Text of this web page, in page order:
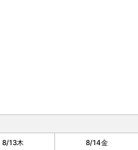
8/13木 8/14金